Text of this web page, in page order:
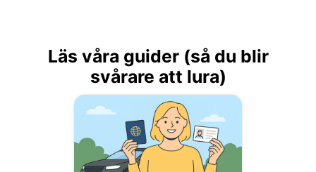
Läs våra guider (så du blir
svårare att lura)